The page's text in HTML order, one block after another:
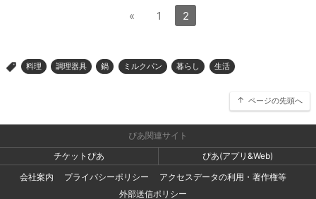
« 1 2
> 料理 調理器具 鍋 ミルクパン 暮らし 生活
ページの先頭へ
ぴあ関連サイト
チケットぴあ
ぴあ(アプリ&Web)
会社案内
プライバシーポリシー
アクセスデータの利用・著作権等
外部送信ポリシー